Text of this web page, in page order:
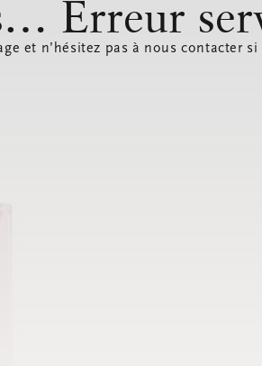
Erreur
et n’hésitez pas à nous contacter